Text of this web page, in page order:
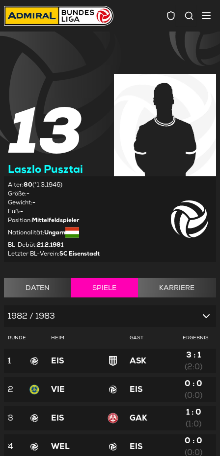
13
Laszlo Pusztai
Alter:80(*1.3.1946)
Größe:-
Gewicht:-
Fuß:-
Position:Mittelfeldspieler
Nationalität:Ungarn
BL-Debüt:21.2.1981
Letzter BL-Verein:SC Eisenstadt
DATEN SPIELE KARRIERE
1982 / 1983
RUNDE HEIM GAST ERGEBNIS
1 EIS ASK
3 : 1
(2:0)
2 VIE EIS
0 : 0
(0:0)
3 EIS GAK
1 : 0
(1:0)
4 WEL EIS
0 : 0
(0:0)